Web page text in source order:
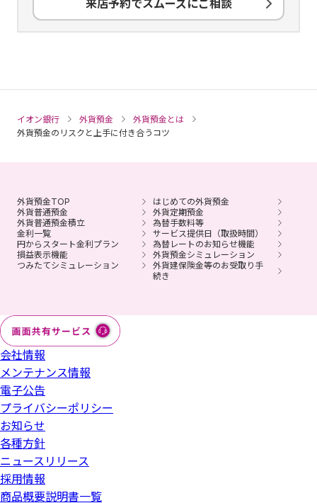
来店予約でスムーズにご相談
イオン銀行 外貨預金
外貨預金とは
外貨預金のリスクと上手に付き合うコツ
外貨預金TOP
はじめての外貨預金
外貨普通預金
外貨定期預金
外貨普通預金積立
為替手数料等
金利一覧
サービス提供日（取扱時間）
円からスタート金利プラン
為替レートのお知らせ機能
損益表示機能
外貨預金シミュレーション
つみたてシミュレーション
外貨建保険金等のお受取り手
続き
会社情報
メンテナンス情報
電子公告
プライバシーポリシー
お知らせ
各種方針
ニュースリリース
採用情報
商品概要説明書一覧